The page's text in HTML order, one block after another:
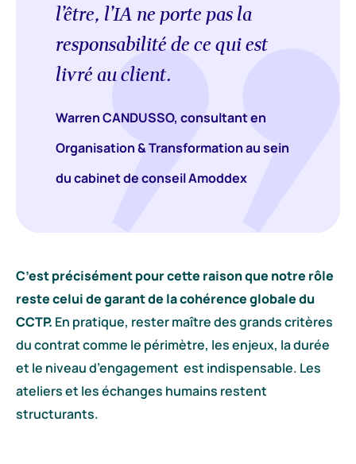
l’être, l’IA ne porte pas la
responsabilité de ce qui est
livré au client.
Warren CANDUSSO, consultant en
Organisation & Transformation au sein
du cabinet de conseil Amoddex
C’est précisément pour cette raison que notre rôle
reste celui de garant de la cohérence globale du
CCTP. En pratique, rester maître des grands critères
du contrat comme le périmètre, les enjeux, la durée
et le niveau d’engagement est indispensable. Les
ateliers et les échanges humains restent
structurants.